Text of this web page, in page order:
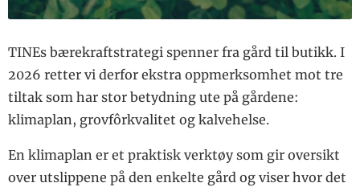
TINEs bærekraftstrategi spenner fra gård til butikk. I
2026 retter vi derfor ekstra oppmerksomhet mot tre
tiltak som har stor betydning ute på gårdene:
klimaplan, grovfôrkvalitet og kalvehelse.
En klimaplan er et praktisk verktøy som gir oversikt
over utslippene på den enkelte gård og viser hvor det